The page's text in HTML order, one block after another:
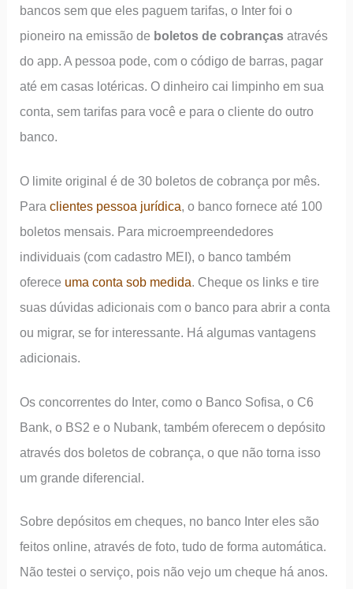
bancos sem que eles paguem tarifas, o Inter foi o
pioneiro na emissão de boletos de cobranças através
do app. A pessoa pode, com o código de barras, pagar
até em casas lotéricas. O dinheiro cai limpinho em sua
conta, sem tarifas para você e para o cliente do outro
banco.
O limite original é de 30 boletos de cobrança por mês.
Paraclientes pessoa jurídica, o banco fornece até 100
boletos mensais. Para microempreendedores
individuais (com cadastro MEI), o banco também
oferece uma conta sob medida. Cheque os links e tire
suas dúvidas adicionais com o banco para abrir a conta
ou migrar, se for interessante. Há algumas vantagens
adicionais.
Os concorrentes do Inter, como o Banco Sofisa, o C6
Bank, o BS2 e o Nubank, também oferecem o depósito
através dos boletos de cobrança, o que não torna isso
um grande diferencial.
Sobre depósitos em cheques, no banco Inter eles são
feitos online, através de foto, tudo de forma automática.
Não testei o serviço, pois não vejo um cheque há anos.